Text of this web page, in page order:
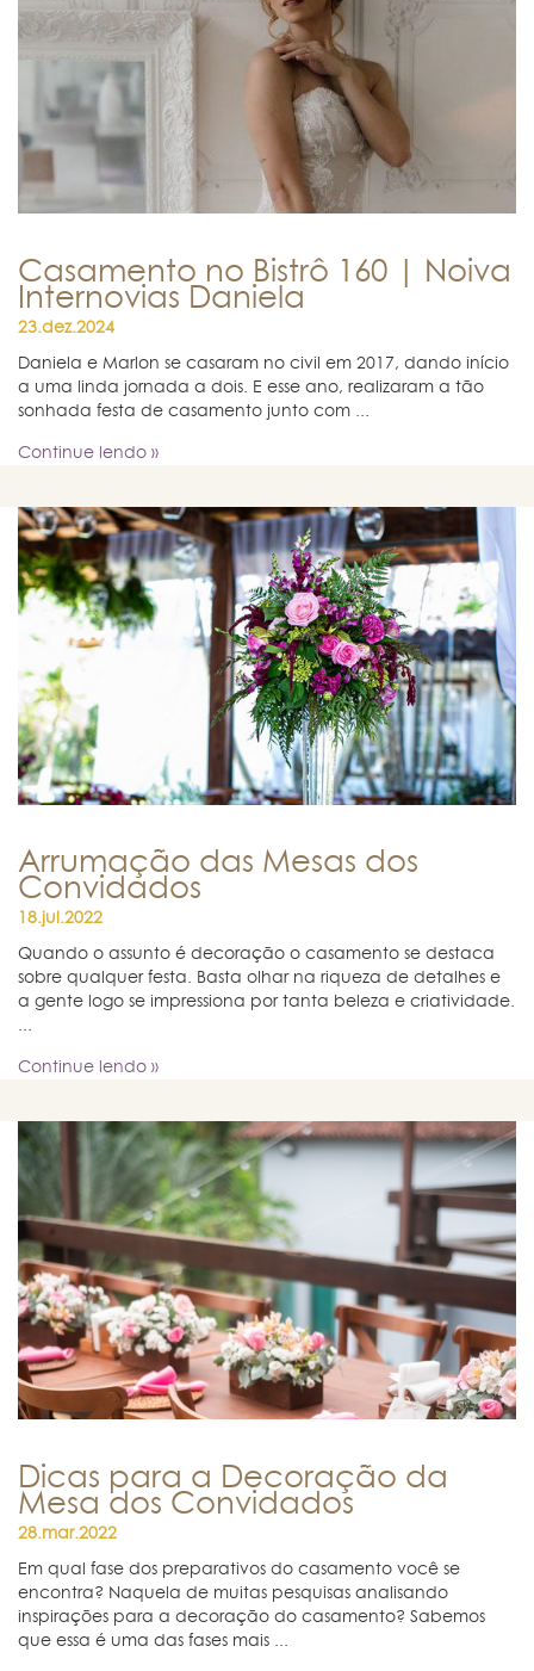
Casamento no Bistrô 160 | Noiva
Internovias Daniela
23.dez.2024
Daniela e Marlon se casaram no civil em 2017, dando início
a uma linda jornada a dois. E esse ano, realizaram a tão
sonhada festa de casamento junto com ...
Continue lendo »
Arrumação das Mesas dos
Convidados
18.jul.2022
Quando o assunto é decoração o casamento se destaca
sobre qualquer festa. Basta olhar na riqueza de detalhes e
a gente logo se impressiona por tanta beleza e criatividade.
...
Continue lendo »
Dicas para a Decoração da
Mesa dos Convidados
28.mar.2022
Em qual fase dos preparativos do casamento você se
encontra? Naquela de muitas pesquisas analisando
inspirações para a decoração do casamento? Sabemos
que essa é uma das fases mais ...